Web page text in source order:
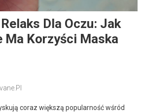
Dla Oczu: Jak
Ma Korzyści Maska
coraz większą popularność wśród